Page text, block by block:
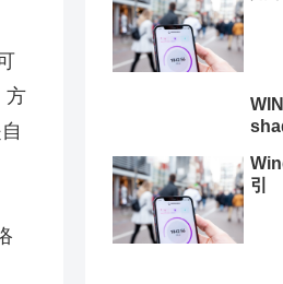
方
引